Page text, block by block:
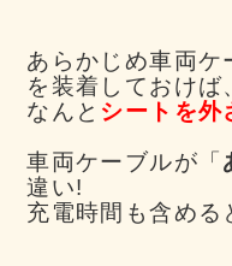
あらかじめ車両ケ
を装着しておけば
なんと シートを外
車両ケーブルが「
違い!
充電時間も含める